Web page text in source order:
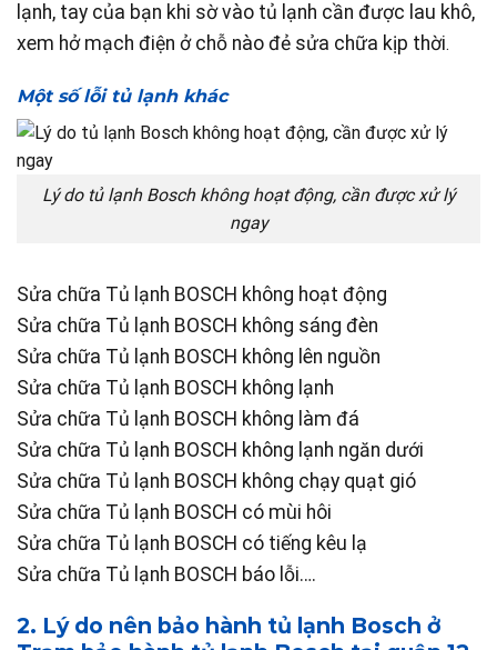
lạnh, tay của bạn khi sờ vào tủ lạnh cần được lau khô,
xem hở mạch điện ở chỗ nào đẻ sửa chữa kịp thời.
Một số lỗi tủ lạnh khác
Lý do tủ lạnh Bosch không hoạt động, cần được xử lý
ngay
Sửa chữa Tủ lạnh BOSCH không hoạt động
Sửa chữa Tủ lạnh BOSCH không sáng đèn
Sửa chữa Tủ lạnh BOSCH không lên nguồn
Sửa chữa Tủ lạnh BOSCH không lạnh
Sửa chữa Tủ lạnh BOSCH không làm đá
Sửa chữa Tủ lạnh BOSCH không lạnh ngăn dưới
Sửa chữa Tủ lạnh BOSCH không chạy quạt gió
Sửa chữa Tủ lạnh BOSCH có mùi hôi
Sửa chữa Tủ lạnh BOSCH có tiếng kêu lạ
Sửa chữa Tủ lạnh BOSCH báo lỗi….
2. Lý do nên bảo hành tủ lạnh Bosch ở